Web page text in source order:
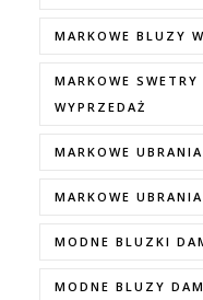
MARKOWE BLUZY
MARKOWE
WYPRZEDAŻ
MARKOWE UBRANIA
MARKOWE
MODNE BLUZKI
MODNE BLUZY